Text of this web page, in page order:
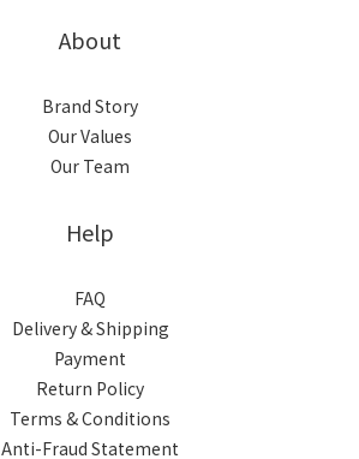
About
Brand Story
Our Values
Our Team
Help
FAQ
Delivery & Shipping
Payment
Return Policy
Terms & Conditions
Anti-Fraud Statement